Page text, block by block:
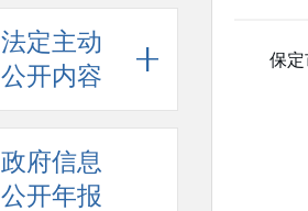
法定主动
公开内容
政府信息
公开年报
保定